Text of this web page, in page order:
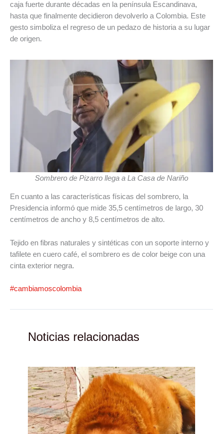
caja fuerte durante décadas en la península Escandinava,
hasta que finalmente decidieron devolverlo a Colombia. Este
gesto simboliza el regreso de un pedazo de historia a su lugar
de origen.
Sombrero de Pizarro llega a La Casa de Nariño
En cuanto a las características físicas del sombrero, la
Presidencia informó que mide 35,5 centímetros de largo, 30
centímetros de ancho y 8,5 centímetros de alto.
Tejido en fibras naturales y sintéticas con un soporte interno y
tafilete en cuero café, el sombrero es de color beige con una
cinta exterior negra.
#cambiamoscolombia
Noticias relacionadas